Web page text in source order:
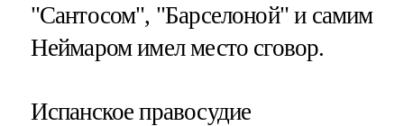
"Сантосом", "Барселоной" и самим
Неймаром имел место сговор.
Испанское правосудие